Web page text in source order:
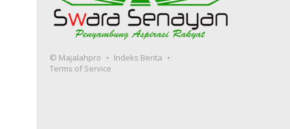
© Majalahpro
Indeks Berita
Terms of Service